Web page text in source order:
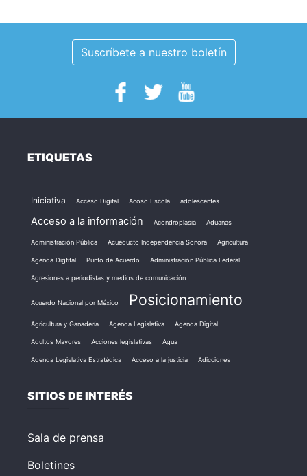
Suscríbete a nuestro boletín
ETIQUETAS
Iniciativa Acceso Digital Acoso Escola adolescentes
Acceso a la información Acondroplasia Aduanas
Administración Pública Acueducto Independencia Sonora Agricultura
Agenda Digtital Punto de Acuerdo Administración Pública Federal
Agresiones a periodistas y medios de comunicación
Acuerdo Nacional por México Posicionamiento
Agricultura y Ganadería Agenda Legislativa Agenda Digital
Adultos Mayores Acciones legislativas Agua
Agenda Legislativa Estratégica Acceso a la justicia Adicciones
SITIOS DE INTERÉS
Sala de prensa
Boletines